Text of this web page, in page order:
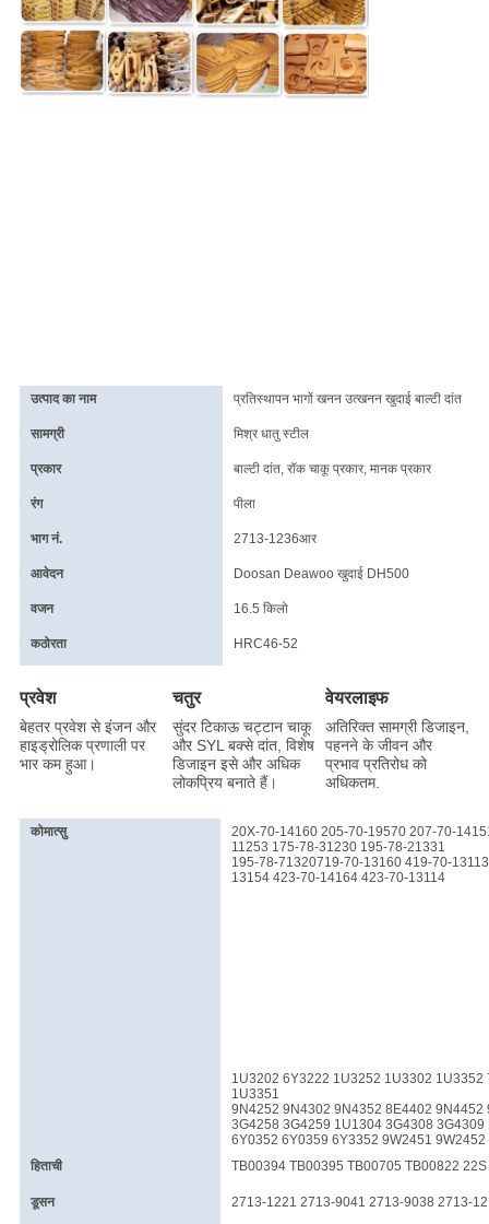
उत्पाद का नाम प्रतिस्थापन भागों खनन उत्खनन खुदाई बाल्टी दांत
सामग्री मिश्र धातु स्टील
प्रकार बाल्टी दांत, रॉक चाकू प्रकार, मानक प्रकार
रंग पीला
भाग नं. 2713-1236आर
आवेदन Doosan Deawoo खुदाई DH500
वजन 16.5 किलो
कठोरता HRC46-52
प्रवेश
बेहतर प्रवेश से इंजन और
हाइड्रोलिक प्रणाली पर
भार कम हुआ।
चतुर
सुंदर टिकाऊ चट्टान चाकू
और SYL बक्से दांत, विशेष
डिजाइन इसे और अधिक
लोकप्रिय बनाते हैं।
वेयरलाइफ
अतिरिक्त सामग्री डिजाइन,
पहनने के जीवन और
प्रभाव प्रतिरोध को
अधिकतम.
कोमात्सु
20X-70-14160 205-70-19570 207-70-
11253 175-78-31230 195-78-21331
195-78-71320719-70-13160 419-70-
13154 423-70-14164 423-70-13114
1U3202 6Y3222 1U3252 1U3302
1U3351
9N4252 9N4302 9N4352 8E4402 9N4452
3G4258 3G4259 1U1304 3G4308
6Y0352 6Y0359 6Y3352 9W2451
हिताची
TB00394 TB00395 TB00705 TB00822
डूसन 2713-1221 2713-9041 2713-9038 2713-